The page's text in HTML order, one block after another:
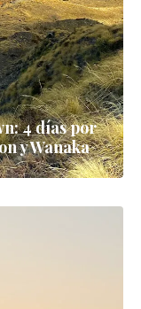
4 días por
y Wanaka